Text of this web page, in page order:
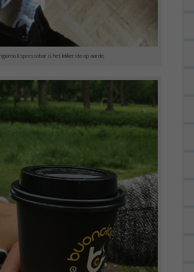
Espressobar is het lekkerste op aarde.